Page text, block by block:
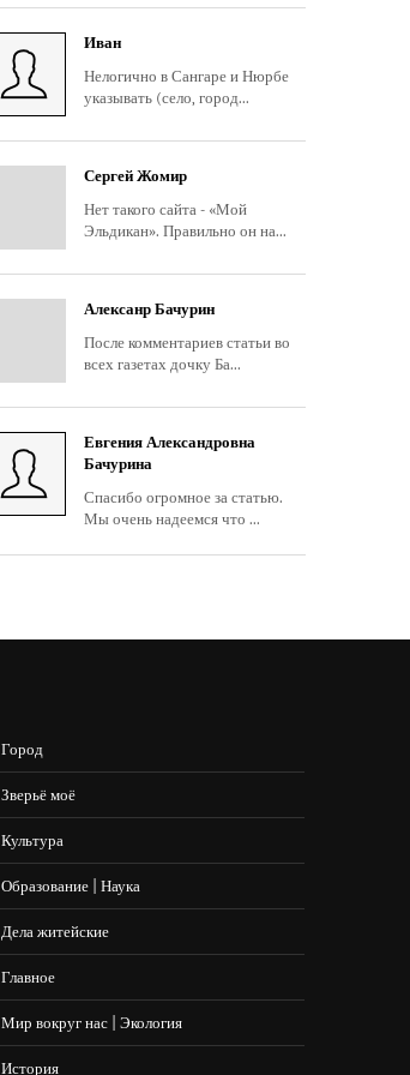
Иван
Нелогично в Сангаре и Нюрбе
указывать (село, город...
Сергей Жомир
Нет такого сайта - «Мой
Эльдикан». Правильно он на...
Алексанр Бачурин
После комментариев статьи во
всех газетах дочку Ба...
Евгения Александровна
Бачурина
Спасибо огромное за статью.
Мы очень надеемся что ...
Город
Зверьё моё
Культура
Образование | Наука
Дела житейские
Главное
Мир вокруг нас | Экология
История